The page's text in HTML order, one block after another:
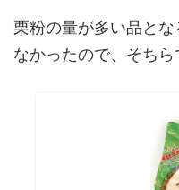
栗粉の量が多い品と
なかったので、そちら